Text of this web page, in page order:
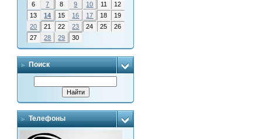
6
7 8 9 10 11
12
13
14 15 16 17 18
19
20
21 22 23 24 25
26
27
28 29 30
Поиск
Телефоны